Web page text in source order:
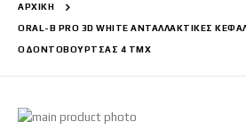
ΑΡΧΙΚΉ
ORAL-B PRO 3D WHITE ΑΝΤΑΛΛΑΚΤΙΚΈΣ
ΟΔΟΝΤΌΒΟΥΡΤΣΑΣ 4 ΤΜΧ
Μετάβαση